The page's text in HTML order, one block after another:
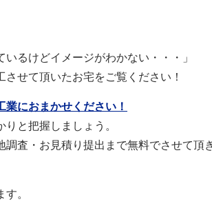
るけどイメージがわかない・・・」
せて頂いたお宅をご覧ください！
業におまかせください！
と把握しましょう。
査・お見積り提出まで無料でさせて頂
。